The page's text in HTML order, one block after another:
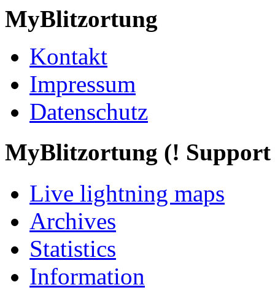
MyBlitzortung
Kontakt
Impressum
Datenschutz
MyBlitzortung (! Support
Live lightning maps
Archives
Statistics
Information